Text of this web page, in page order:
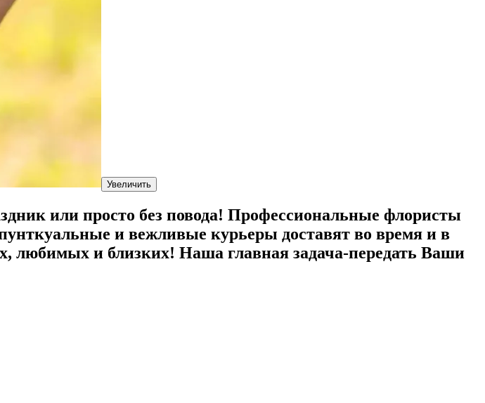
Увеличить
или просто без повода! Профессиональные флористы
и вежливые курьеры доставят во время и в
любимых и близких! Наша главная задача-передать Ваши